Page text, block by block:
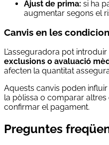
Ajust de prima: si ha
augmentar segons el
Canvis en les
L’asseguradora pot
exclusions o avaluació
afecten la quantitat
Aquests canvis poden
la pòlissa o comparar
confirmar el pagament.
Preguntes